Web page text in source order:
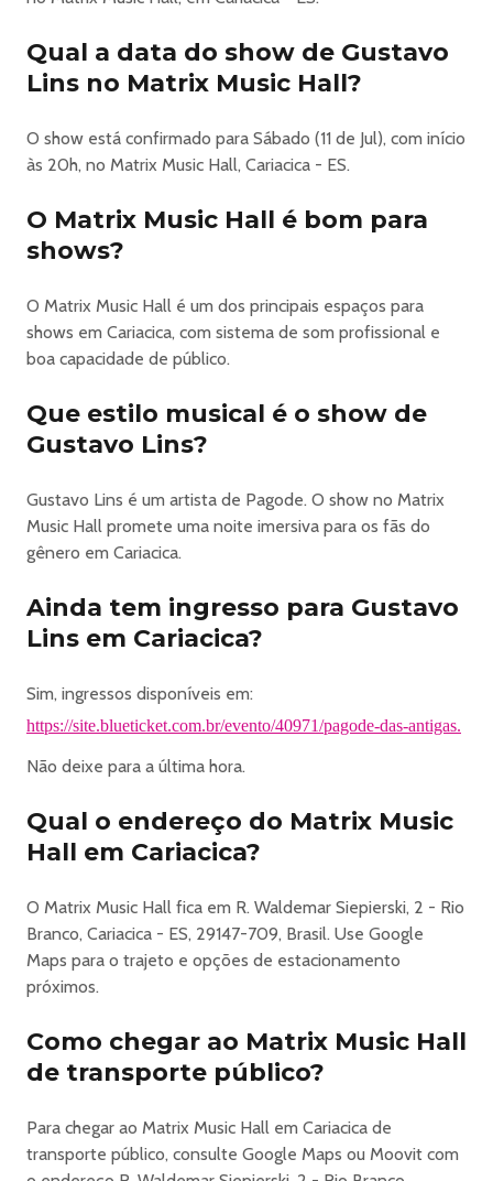
Qual a data do show de Gustavo
Lins no Matrix Music Hall?
O show está confirmado para Sábado (11 de Jul), com início
às 20h, no Matrix Music Hall, Cariacica - ES.
O Matrix Music Hall é bom para
shows?
O Matrix Music Hall é um dos principais espaços para
shows em Cariacica, com sistema de som profissional e
boa capacidade de público.
Que estilo musical é o show de
Gustavo Lins?
Gustavo Lins é um artista de Pagode. O show no Matrix
Music Hall promete uma noite imersiva para os fãs do
gênero em Cariacica.
Ainda tem ingresso para Gustavo
Lins em Cariacica?
Sim, ingressos disponíveis em:
https://site.blueticket.com.br/evento/40971/pagode-das-antigas.
Não deixe para a última hora.
Qual o endereço do Matrix Music
Hall em Cariacica?
O Matrix Music Hall fica em R. Waldemar Siepierski, 2 - Rio
Branco, Cariacica - ES, 29147-709, Brasil. Use Google
Maps para o trajeto e opções de estacionamento
próximos.
Como chegar ao Matrix Music Hall
de transporte público?
Para chegar ao Matrix Music Hall em Cariacica de
transporte público, consulte Google Maps ou Moovit com